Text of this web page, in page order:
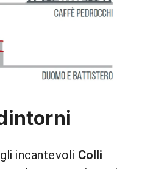
incantevoli Colli